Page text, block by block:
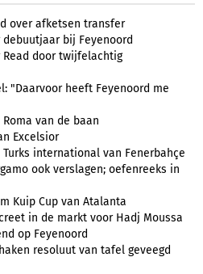
over afketsen transfer
bij Feyenoord
door twijfelachtig
"Daarvoor heeft Feyenoord me
van de baan
Excelsior
international van Fenerbahçe
ook verslagen; oefenreeks in
Kuip Cup van Atalanta
in de markt voor Hadj Moussa
op Feyenoord
resoluut van tafel geveegd